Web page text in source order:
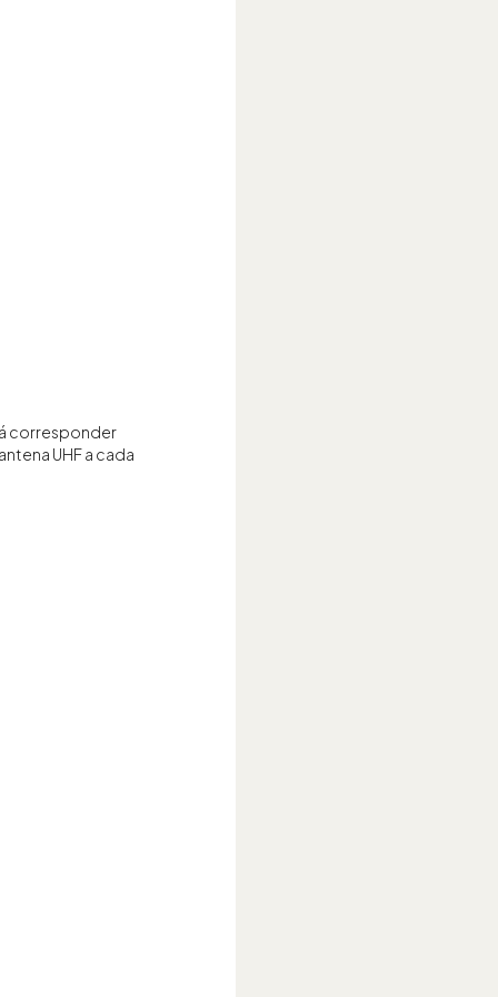
corresponder
UHF a cada